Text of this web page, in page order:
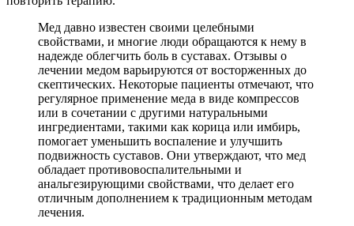
Мед давно известен своими целебными
свойствами, и многие люди обращаются к нему в
надежде облегчить боль в суставах. Отзывы о
лечении медом варьируются от восторженных до
скептических. Некоторые пациенты отмечают, что
регулярное применение меда в виде компрессов
или в сочетании с другими натуральными
ингредиентами, такими как корица или имбирь,
помогает уменьшить воспаление и улучшить
подвижность суставов. Они утверждают, что мед
обладает противовоспалительными и
анальгезирующими свойствами, что делает его
отличным дополнением к традиционным методам
лечения.